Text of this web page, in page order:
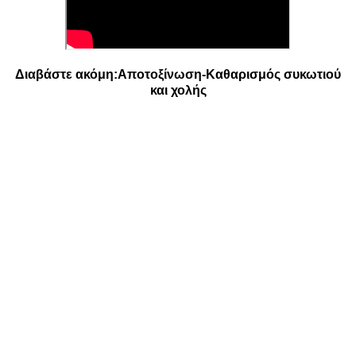
Διαβάστε ακόμη:Αποτοξίνωση-Καθαρισμός συκωτιού
και χολής